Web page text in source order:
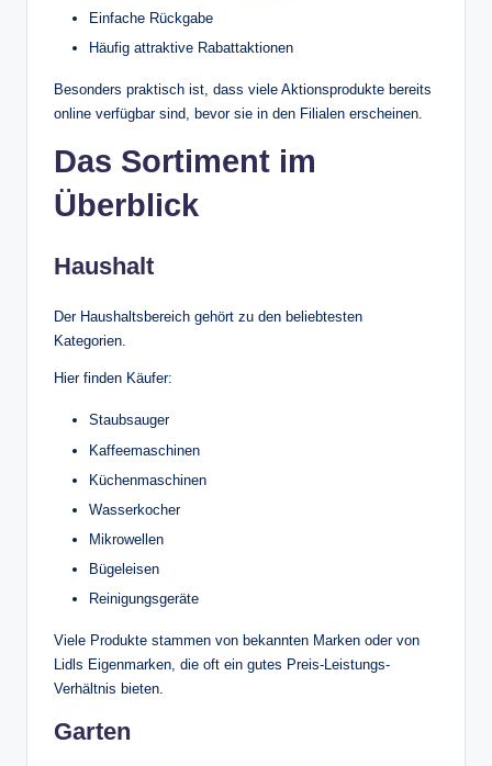
Einfache Rückgabe
Häufig attraktive Rabattaktionen
Besonders praktisch ist, dass viele Aktionsprodukte bereits
online verfügbar sind, bevor sie in den Filialen erscheinen.
Das Sortiment im
Überblick
Haushalt
Der Haushaltsbereich gehört zu den beliebtesten
Kategorien.
Hier finden Käufer:
Staubsauger
Kaffeemaschinen
Küchenmaschinen
Wasserkocher
Mikrowellen
Bügeleisen
Reinigungsgeräte
Viele Produkte stammen von bekannten Marken oder von
Lidls Eigenmarken, die oft ein gutes Preis-Leistungs-
Verhältnis bieten.
Garten